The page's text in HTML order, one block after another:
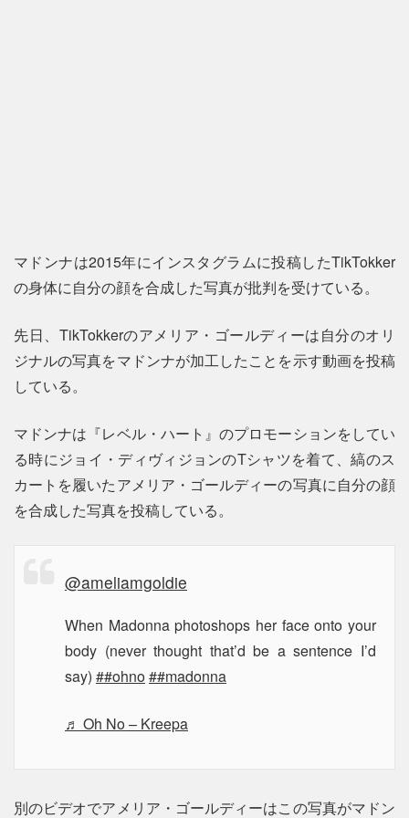
マドンナは2015年にインスタグラムに投稿したTikTokker
の身体に自分の顔を合成した写真が批判を受けている。
先日、TikTokkerのアメリア・ゴールディーは自分のオリ
ジナルの写真をマドンナが加工したことを示す動画を投稿
している。
マドンナは『レベル・ハート』のプロモーションをしてい
る時にジョイ・ディヴィジョンのTシャツを着て、縞のス
カートを履いたアメリア・ゴールディーの写真に自分の顔
を合成した写真を投稿している。
@ameliamgoldie
When Madonna photoshops her face onto your
body (never thought that’d be a sentence I’d
say) ##ohno##madonna
♬ Oh No – Kreepa
別のビデオでアメリア・ゴールディーはこの写真がマドン